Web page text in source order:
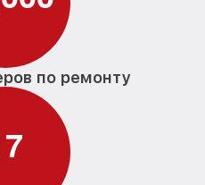
по ремонту
7